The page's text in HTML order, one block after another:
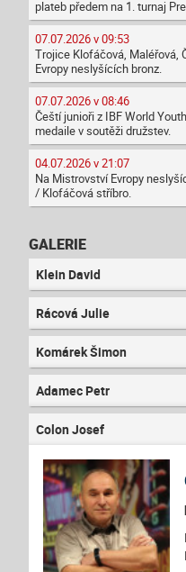
plateb předem na 1. turnaj
07.07.2026 v 09:53
Trojice Klofáčová, Maléřová,
Evropy neslyšících bronz.
07.07.2026 v 08:46
Čeští junioři z IBF World
medaile v soutěži družstev.
04.07.2026 v 21:07
Na Mistrovství Evropy
/ Klofáčová stříbro.
GALERIE
Klein David
Rácová Julie
Komárek Šimon
Adamec Petr
Colon Josef